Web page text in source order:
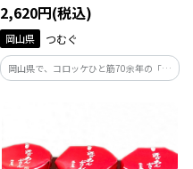
2,620円(税込)
岡山県 つむぐ
岡山県で、コロッケひと筋70余年の「心
光食品」がつくる、岡山県産野菜や牛肉